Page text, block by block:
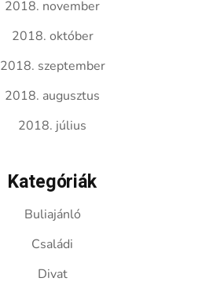
2018. november
2018. október
2018. szeptember
2018. augusztus
2018. július
Kategóriák
Buliajánló
Családi
Divat